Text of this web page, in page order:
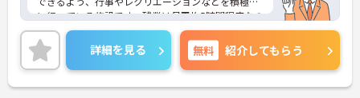
に行っている施設です。残業は月平均5時間程度なの
で、ワークライフバランスを保ちながらご勤務いた
だけます。
ご興味のある方には、面接対策ポイントなど、さら
に詳細をお話しいたしますのでお気軽にご相談くだ
さい！
詳細を見る 無料 紹介してもらう